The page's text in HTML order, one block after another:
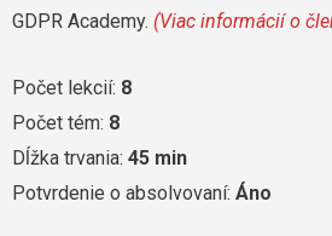
GDPR Academy. (Viac informácií o
Počet lekcií: 8
Počet tém: 8
Dĺžka trvania: 45 min
Potvrdenie o absolvovaní: Áno